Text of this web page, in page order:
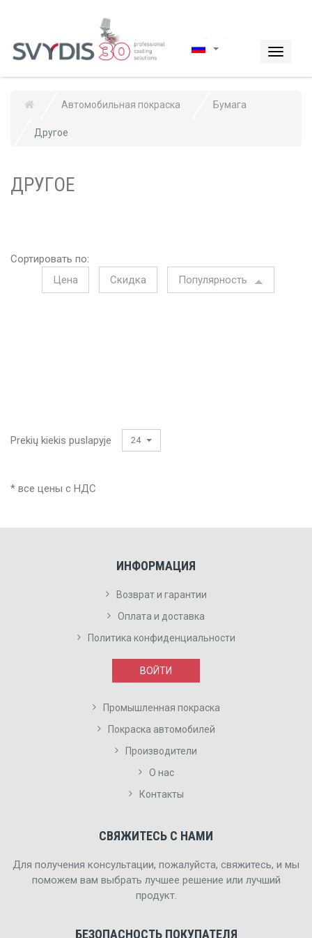
Toggle
Автомобильная покраска Бумага
Другое
ДРУГОЕ
Сортировать по:
Цена
Скидка Популярность
Prekių kiekis puslapyje 24
* все цены с НДС
ИНФОРМАЦИЯ
Возврат и гарантии
Оплата и доставка
Политика конфиденциальности
ВОЙТИ
Промышленная покраска
Покраска автомобилей
Производители
О нас
Контакты
СВЯЖИТЕСЬ С НАМИ
Для получения консультации, пожалуйста, свяжитесь, и мы
поможем вам выбрать лучшее решение или лучший
продукт.
БЕЗОПАСНОСТЬ ПОКУПАТЕЛЯ